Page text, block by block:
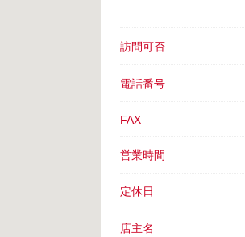
訪問可否
電話番号
FAX
営業時間
定休日
店主名